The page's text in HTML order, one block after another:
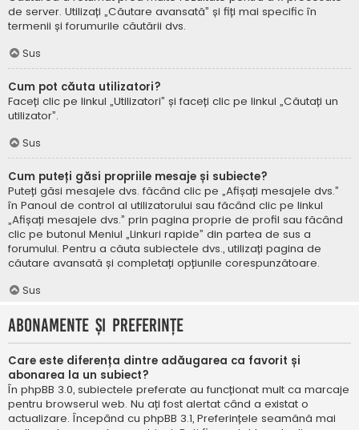
de server. Utilizați „Căutare avansată” și fiți mai specific în
termenii și forumurile căutării dvs.
Sus
Cum pot căuta utilizatori?
Faceți clic pe linkul „Utilizatori” și faceți clic pe linkul „Căutați un
utilizator”.
Sus
Cum puteți găsi propriile mesaje și subiecte?
Puteți găsi mesajele dvs. făcând clic pe „Afișați mesajele dvs.”
în Panoul de control al utilizatorului sau făcând clic pe linkul
„Afișați mesajele dvs.” prin pagina proprie de profil sau făcând
clic pe butonul Meniul „Linkuri rapide” din partea de sus a
forumului. Pentru a căuta subiectele dvs., utilizați pagina de
căutare avansată și completați opțiunile corespunzătoare.
Sus
Abonamente și Preferințe
Care este diferența dintre adăugarea ca favorit și
abonarea la un subiect?
În phpBB 3.0, subiectele preferate au funcționat mult ca marcaje
pentru browserul web. Nu ați fost alertat când a existat o
actualizare. Începând cu phpBB 3.1, Preferințele seamănă mai